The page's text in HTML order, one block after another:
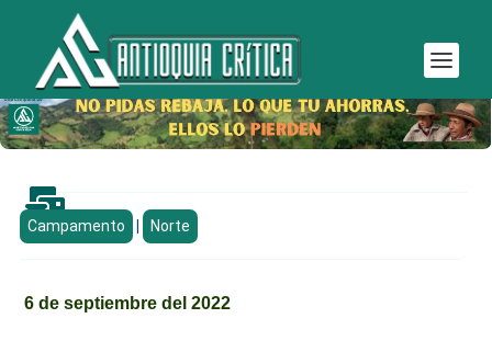

Campamento Norte
6 de septiembre del 2022